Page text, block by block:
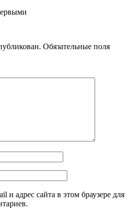
Обязательные поля
и адрес сайта в этом браузере для